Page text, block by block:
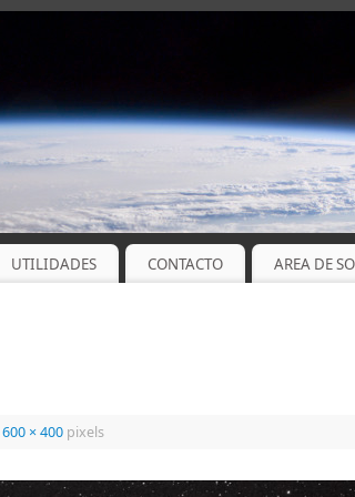
UTILIDADES CONTACTO AREA DE
600 × 400 pixels